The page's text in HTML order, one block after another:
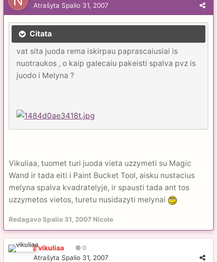
Atrašyta Spalio 31, 2007
Citata
vat sita juoda rema iskirpau paprascaiusiai is
nuotraukos , o kaip galecaiu pakeisti spalva pvz is
juodo i Melyna ?
Vikuliaa, tuomet turi juoda vieta uzzymeti su Magic
Wand ir tada eiti i Paint Bucket Tool, aisku nustacius
melyna spalva kvadratelyje, ir spausti tada ant tos
uzzymetos vietos, turetu nusidazyti melynai
RedagavoSpalio 31, 2007 Nicole
vikuliaa 0
Atrašyta Spalio 31, 2007